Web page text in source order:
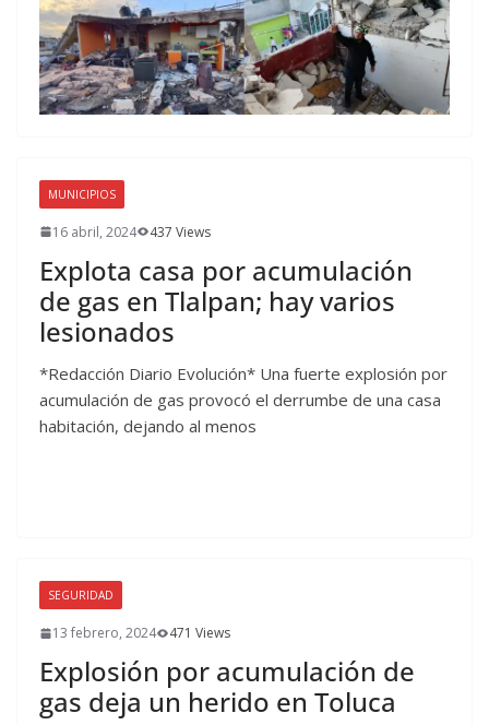
MUNICIPIOS
16 abril, 2024 437 Views
Explota casa por acumulación
de gas en Tlalpan; hay varios
lesionados
*Redacción Diario Evolución* Una fuerte explosión por
acumulación de gas provocó el derrumbe de una casa
habitación, dejando al menos
SEGURIDAD
13 febrero, 2024 471 Views
Explosión por acumulación de
gas deja un herido en Toluca